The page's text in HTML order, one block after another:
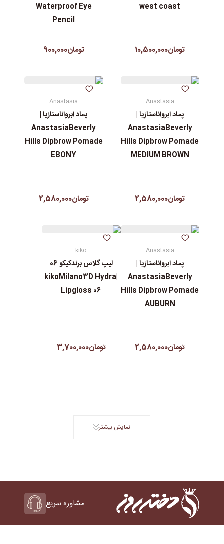
west coast
تومان10,500,000
Waterproof Eye
Pencil
تومان900,000
Anastasia
پماد ابرواناستازیا |
AnastasiaBeverly
Hills Dipbrow Pomade
MEDIUM BROWN
تومان2,580,000
Anastasia
پماد ابرواناستازیا |
AnastasiaBeverly
Hills Dipbrow Pomade
EBONY
تومان2,580,000
Anastasia
پماد ابرواناستازیا |
AnastasiaBeverly
Hills Dipbrow Pomade
AUBURN
تومان2,580,000
kiko
لیپ گلاس‌ برندکیکو 06
|kikoMilano3D Hydra
Lipgloss 06
تومان3,700,000
نمایش بیشتر
مشاوره سریع